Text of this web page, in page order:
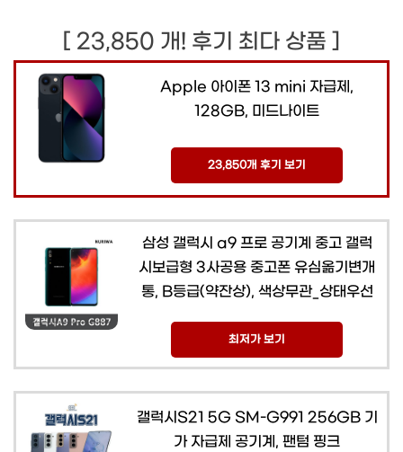
[ 23,850 개! 후기 최다 상품 ]
Apple 아이폰 13 mini 자급제,
128GB, 미드나이트
23,850개 후기 보기
삼성 갤럭시 a9 프로 공기계 중고 갤럭
시보급형 3사공용 중고폰 유심옮기변개
통, B등급(약잔상), 색상무관_상태우선
최저가 보기
갤럭시S21 5G SM-G991 256GB 기
가 자급제 공기계, 팬텀 핑크